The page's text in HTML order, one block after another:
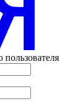
пользователя